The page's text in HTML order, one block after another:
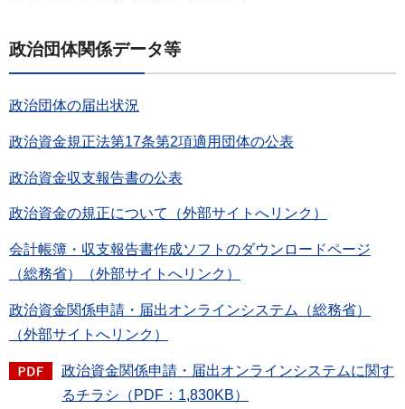
政治団体関係データ等
政治団体の届出状況
政治資金規正法第17条第2項適用団体の公表
政治資金収支報告書の公表
政治資金の規正について（外部サイトへリンク）
会計帳簿・収支報告書作成ソフトのダウンロードページ
（総務省）（外部サイトへリンク）
政治資金関係申請・届出オンラインシステム（総務省）
（外部サイトへリンク）
政治資金関係申請・届出オンラインシステムに関す
るチラシ（PDF：1,830KB）